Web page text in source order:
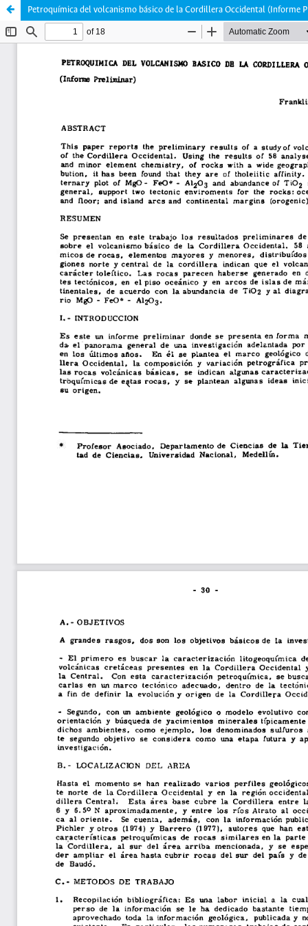
Petroquímica del volcanismo básico de la Cordillera Occidental (Informe